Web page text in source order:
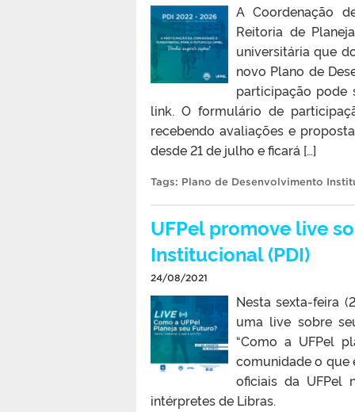
A Coordenação
Reitoria de
universitária que
novo Plano de
participação pode
link. O formulário de
recebendo avaliações e
desde 21 de julho e ficará […]
Tags: Plano de Desenvolvimento
UFPel promove live
Institucional (PDI)
24/08/2021
Nesta sexta-feira
uma live sobre
“Como a UFPel
comunidade o que
oficiais da UFPel
intérpretes de Libras.